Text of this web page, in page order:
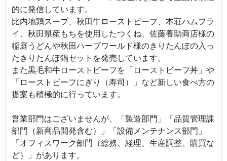
的に発信しています。
比内地鶏スープ、秋田牛ローストビーフ、本荘ハムフラ
イ、秋田県産もちを使用したつくね、佐藤養助商店様の
稲庭うどんや秋田ハーブワールド様のきりたんぽの入っ
たきりたんぽ鍋セットを発売しています。
また黒毛和牛ローストビーフを「ローストビーフ丼」や
「ローストビーフにぎり（寿司）」など新しい食べ方の
提案も積極的に行っています。
営業部門はございませんが、「製造部門」「品質管理課
部門（新商品開発含む）」「設備メンテナンス部門」
「オフィスワーク部門（総務、経理、生産調整、購買な
ど）」があります。